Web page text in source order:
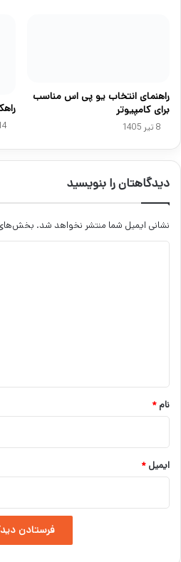
راهنمای انتخاب یو پی اس مناسب
برای کامپیوتر
8 تیر 1405 14
دیدگاهتان را بنویسید
نشانی ایمیل شما منتشر نخواهد شد. بخش‌های
نام *
ایمیل *